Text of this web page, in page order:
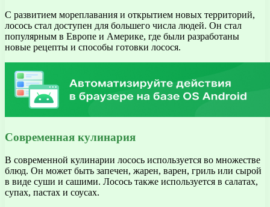
С развитием мореплавания и открытием новых территорий,
лосось стал доступен для большего числа людей. Он стал
популярным в Европе и Америке, где были разработаны
новые рецепты и способы готовки лосося.
Современная кулинария
В современной кулинарии лосось используется во множестве
блюд. Он может быть запечен, жарен, варен, гриль или сырой
в виде суши и сашими. Лосось также используется в салатах,
супах, пастах и соусах.